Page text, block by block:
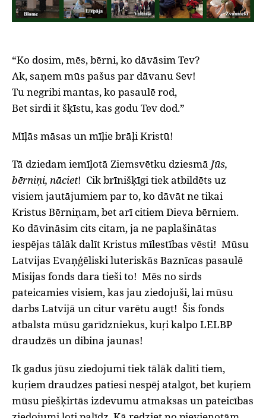
“Ko dosim, mēs, bērni, ko dāvāsim Tev?
Ak, saņem mūs pašus par dāvanu Sev!
Tu negribi mantas, ko pasaulē rod,
Bet sirdi it šķīstu, kas godu Tev dod.”
Mīļās māsas un mīļie brāļi Kristū!
Tā dziedam iemīļotā Ziemsvētku dziesmā Jūs,
bērniņi, nāciet! Cik brīnišķīgi tiek atbildēts uz
visiem jautājumiem par to, ko dāvāt ne tikai
Kristus Bērniņam, bet arī citiem Dieva bērniem.
Ko dāvināsim cits citam, ja ne paplašinātas
iespējas tālāk dalīt Kristus mīlestības vēsti! Mūsu
Latvijas Evaņģēliski luteriskās Baznīcas pasaulē
Misijas fonds dara tieši to! Mēs no sirds
pateicamies visiem, kas jau ziedojuši, lai mūsu
darbs Latvijā un citur varētu augt! Šis fonds
atbalsta mūsu garīdzniekus, kuŗi kalpo LELBP
draudzēs un dibina jaunas!
Ik gadus jūsu ziedojumi tiek tālāk dalīti tiem,
kuŗiem draudzes patiesi nespēj atalgot, bet kuŗiem
mūsu piešķirtās izdevumu atmaksas un pateicības